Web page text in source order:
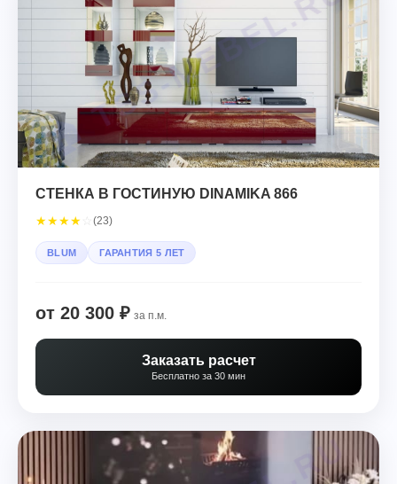
СТЕНКА В ГОСТИНУЮ DINAMIKA 866
★★★★ (23)
BLUM ГАРАНТИЯ 5 ЛЕТ
от 20 300 ₽ за п.м.
Заказать расчет
Бесплатно за 30 мин